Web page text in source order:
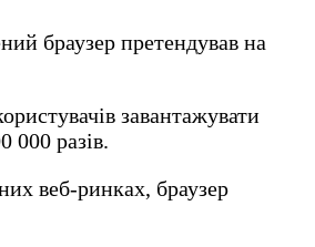
браузер претендував на
завантажувати
000 разів.
веб-ринках, браузер